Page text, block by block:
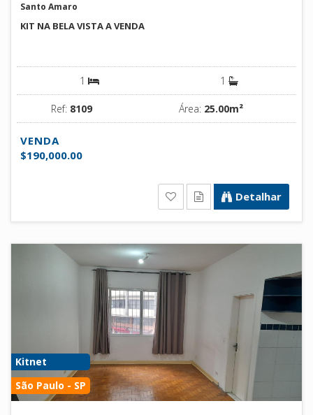
Santo Amaro
KIT NA BELA VISTA A VENDA
1 1
Ref: 8109 Área: 25.00m²
VENDA
$190,000.00
Detalhar
Kitnet
São Paulo - SP